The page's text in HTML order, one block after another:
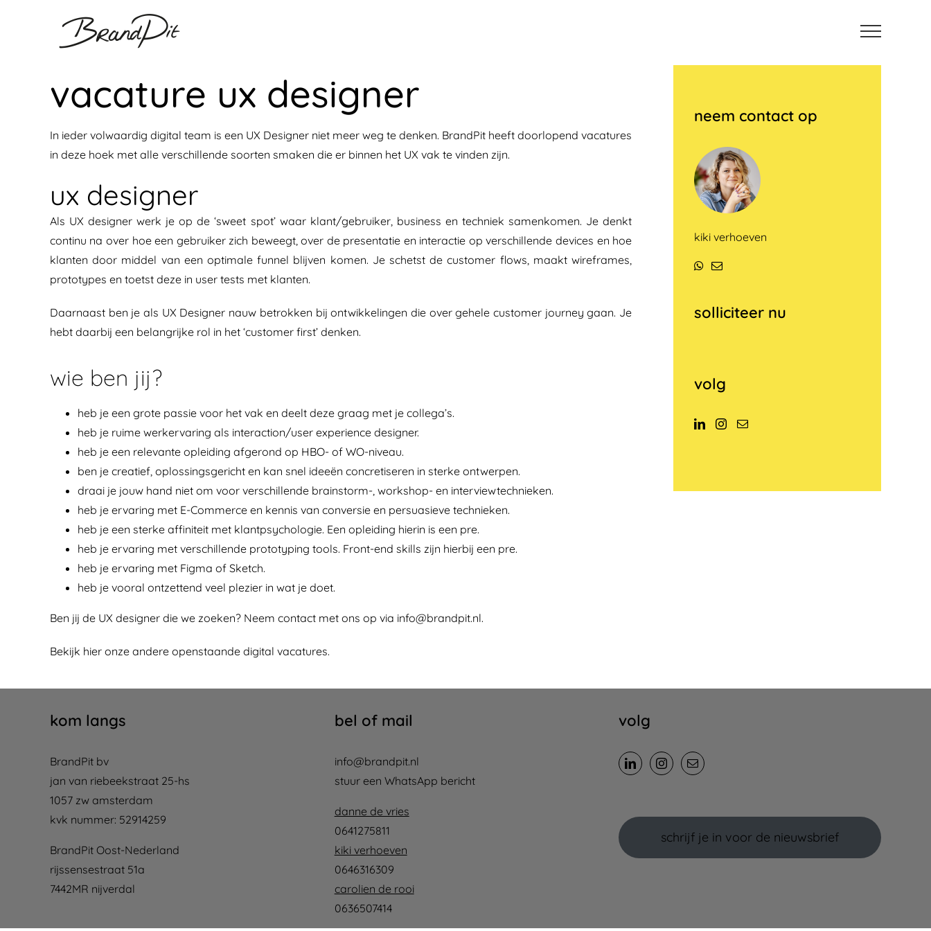
vacature ux designer
In ieder volwaardig digital team is een UX Designer niet meer weg te denken. BrandPit heeft doorlopend vacatures
in deze hoek met alle verschillende soorten smaken die er binnen het UX vak te vinden zijn.
ux designer
Als UX designer werk je op de ‘sweet spot’ waar klant/gebruiker, business en techniek samenkomen. Je denkt
continu na over hoe een gebruiker zich beweegt, over de presentatie en interactie op verschillende devices en hoe
klanten door middel van een optimale funnel blijven komen. Je schetst de customer flows, maakt wireframes,
prototypes en toetst deze in user tests met klanten.
Daarnaast ben je als UX Designer nauw betrokken bij ontwikkelingen die over gehele customer journey gaan. Je
hebt daarbij een belangrijke rol in het ‘customer first’ denken.
wie ben jij?
heb je een grote passie voor het vak en deelt deze graag met je collega’s.
heb je ruime werkervaring als interaction/user experience designer.
heb je een relevante opleiding afgerond op HBO- of WO-niveau.
ben je creatief, oplossingsgericht en kan snel ideeën concretiseren in sterke ontwerpen.
draai je jouw hand niet om voor verschillende brainstorm-, workshop- en interviewtechnieken.
heb je ervaring met E-Commerce en kennis van conversie en persuasieve technieken.
heb je een sterke affiniteit met klantpsychologie. Een opleiding hierin is een pre.
heb je ervaring met verschillende prototyping tools. Front-end skills zijn hierbij een pre.
heb je ervaring met Figma of Sketch.
heb je vooral ontzettend veel plezier in wat je doet.
Ben jij de UX designer die we zoeken? Neem contact met ons op via info@brandpit.nl.
Bekijk hier onze andere openstaande digital vacatures.
neem contact op
kiki verhoeven
WhatsApp
E-
solliciteer nu
volg
kom langs
BrandPit bv
jan van riebeekstraat 25-hs
1057 zw amsterdam
kvk nummer: 52914259
BrandPit Oost-Nederland
rijssensestraat 51a
7442MR nijverdal
bel of mail
info@brandpit.nl
stuur een WhatsApp bericht
danne de vries
0641275811
kiki verhoeven
0646316309
carolien de rooi
0636507414
volg
schrijf je in voor de nieuwsbrief